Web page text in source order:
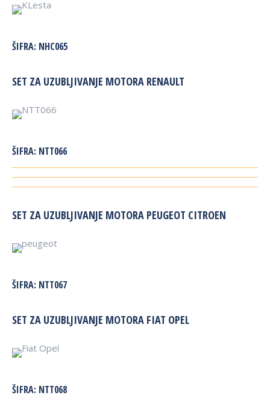
ŠIFRA: NHC065
SET ZA UZUBLJIVANJE MOTORA RENAULT
ŠIFRA: NTT066
SET ZA UZUBLJIVANJE MOTORA PEUGEOT CITROEN
ŠIFRA: NTT067
SET ZA UZUBLJIVANJE MOTORA FIAT OPEL
ŠIFRA: NTT068